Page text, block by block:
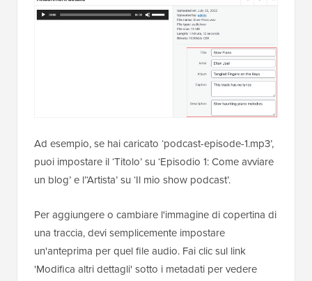
Ad esempio, se hai caricato ‘podcast-episode-1.mp3’,
puoi impostare il ‘Titolo’ su ‘Episodio 1: Come avviare
un blog’ e l’‘Artista’ su ‘Il mio show podcast’.
Per aggiungere o cambiare l'immagine di copertina di
una traccia, devi semplicemente impostare
un'anteprima per quel file audio. Fai clic sul link
'Modifica altri dettagli' sotto i metadati per vedere